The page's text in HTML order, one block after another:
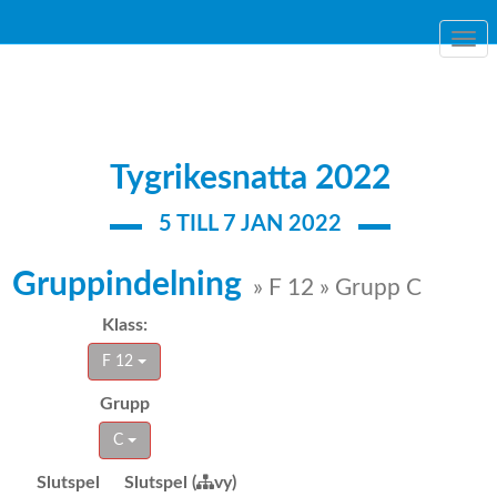
Tygrikesnatta 2022
5 TILL 7 JAN 2022
Gruppindelning » F 12 » Grupp C
Klass:
F 12
Grupp
C
Slutspel Slutspel ( vy)